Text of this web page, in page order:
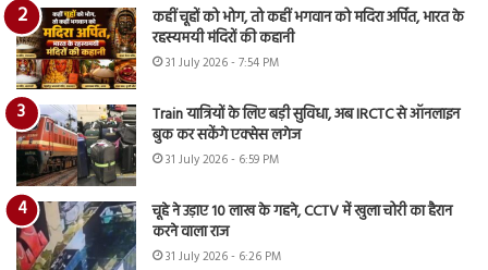
कहीं चूहों को भोग, तो कहीं भगवान को मदिरा अर्पित, भारत के
रहस्यमयी मंदिरों की कहानी
31 July 2026 - 7:54 PM
Train यात्रियों के लिए बड़ी सुविधा, अब IRCTC से ऑनलाइन
बुक कर सकेंगे एक्सेस लगेज
31 July 2026 - 6:59 PM
चूहे ने उड़ाए 10 लाख के गहने, CCTV में खुला चोरी का हैरान
करने वाला राज
31 July 2026 - 6:26 PM